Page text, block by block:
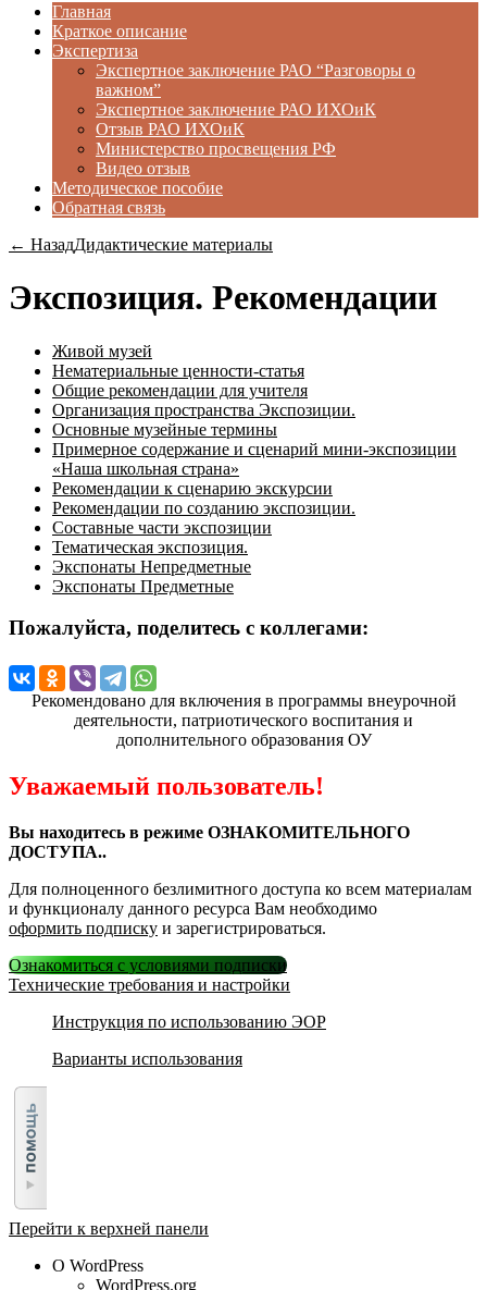
Главная
Краткое описание
Экспертиза
Экспертное заключение РАО “Разговоры о
важном”
Экспертное заключение РАО ИХОиК
Отзыв РАО ИХОиК
Министерство просвещения РФ
Видео отзыв
Методическое пособие
Обратная связь
← НазадДидактические материалы
Экспозиция. Рекомендации
Живой музей
Нематериальные ценности-статья
Общие рекомендации для учителя
Организация пространства Экспозиции.
Основные музейные термины
Примерное содержание и сценарий мини-экспозиции
«Наша школьная страна»
Рекомендации к сценарию экскурсии
Рекомендации по созданию экспозиции.
Составные части экспозиции
Тематическая экспозиция.
Экспонаты Непредметные
Экспонаты Предметные
Пожалуйста, поделитесь с коллегами:
Рекомендовано для включения в программы внеурочной
деятельности, патриотического воспитания и
дополнительного образования ОУ
Уважаемый пользователь!
Вы находитесь в режиме ОЗНАКОМИТЕЛЬНОГО
ДОСТУПА..
Для полноценного безлимитного доступа ко всем материалам
и функционалу данного ресурса Вам необходимо
оформить подписку и зарегистрироваться.
Ознакомиться с условиями подписки
Технические требования и настройки
Инструкция по использованию ЭОР
Варианты использования
Перейти к верхней панели
О WordPress
WordPress.org